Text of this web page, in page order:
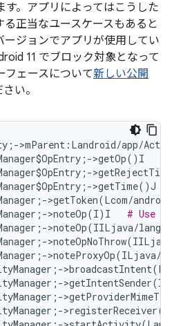
。アプリによってはこうした
正当なユースケースもあると
ジョンでアプリが使用してい
11 でブロック対象となって
フェースについて新しい公開
い。
>mParent:Landroid/app/
>getOp()I
>getTime()J
>getToken(Lcom/
>noteOp(I)I # Use
>noteOp(IILjava/